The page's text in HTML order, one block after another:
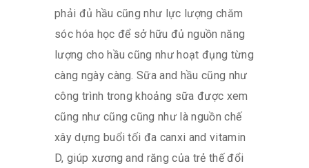
phải đủ hầu cũng như lực lượng chăm
sóc hóa học để sở hữu đủ nguồn năng
lượng cho hầu cũng như hoạt đụng từng
càng ngày càng. Sữa and hầu cũng như
công trình trong khoảng sữa được xem
cũng như cũng cũng như là nguồn chế
xây dựng buổi tối đa canxi and vitamin
D, giúp xương and răng của trẻ thế đổi